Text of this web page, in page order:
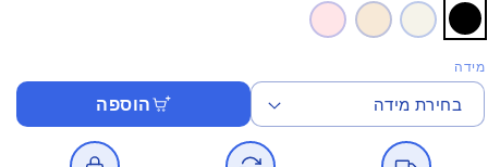
מידה
הוספה